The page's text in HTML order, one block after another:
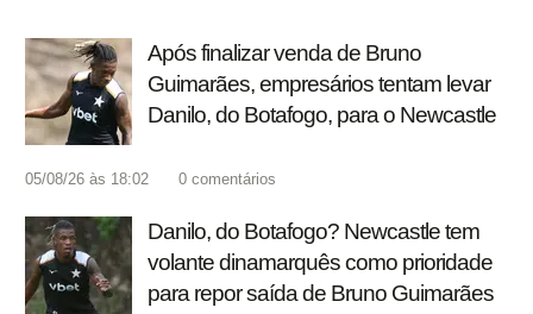
Após finalizar venda de Bruno
Guimarães, empresários tentam levar
Danilo, do Botafogo, para o Newcastle
05/08/26 às 18:02 0 comentários
Danilo, do Botafogo? Newcastle tem
volante dinamarquês como prioridade
para repor saída de Bruno Guimarães